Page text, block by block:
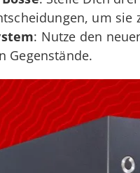
um sie
: Nutze den
Gegenstände.